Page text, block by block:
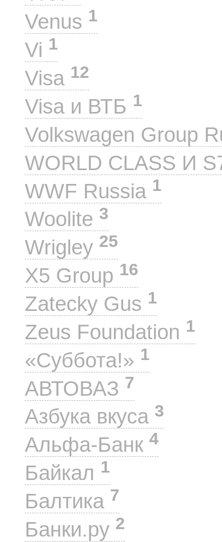
Venus 1
Vi 1
Visa 12
Visa и ВТБ 1
Volkswagen Group
WORLD CLASS И
WWF Russia 1
Woolite 3
Wrigley 25
X5 Group 16
Zatecky Gus 1
Zeus Foundation 1
«Суббота!» 1
АВТОВАЗ 7
Азбука вкуса 3
Альфа-Банк 4
Байкал 1
Балтика 7
Банки.ру 2